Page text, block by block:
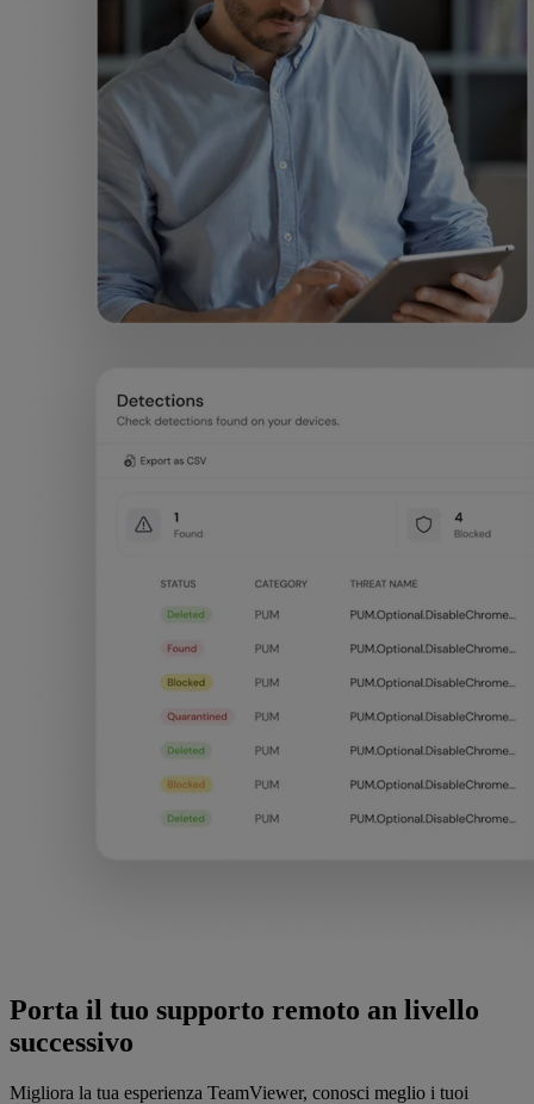
Porta il tuo supporto remoto an livello
successivo
Migliora la tua esperienza TeamViewer, conosci meglio i tuoi